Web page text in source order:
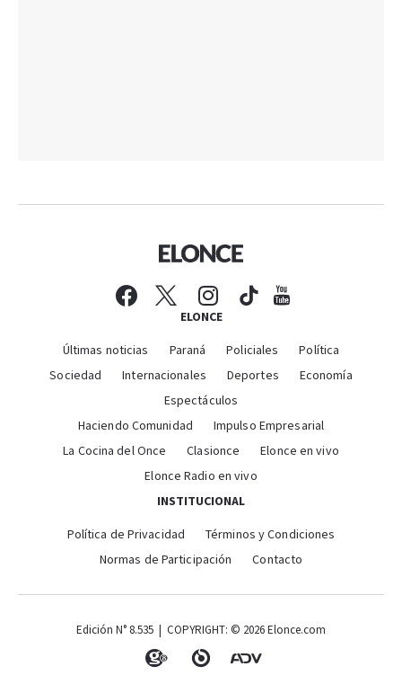
ELONCE
Últimas noticias Paraná Policiales
Política
Sociedad
Internacionales Deportes
Economía
Espectáculos
Haciendo Comunidad
Impulso Empresarial
La Cocina del Once
Clasionce
Elonce en vivo
Elonce Radio en vivo
INSTITUCIONAL
Política de Privacidad
Términos y Condiciones
Normas de Participación
Contacto
Edición N° 8.535 | COPYRIGHT: © 2026 Elonce.com